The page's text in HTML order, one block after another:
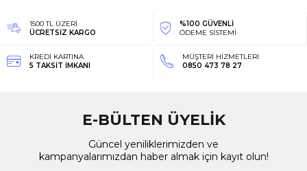
1500 TL ÜZERİ
ÜCRETSİZ KARGO
%100 GÜVENLİ
ÖDEME SİSTEMİ
KREDİ KARTINA
5 TAKSİT İMKANI
MÜŞTERİ HİZMETLERİ
0850 473 78 27
E-BÜLTEN ÜYELİK
Güncel yeniliklerimizden ve
kampanyalarımızdan haber almak için kayıt olun!